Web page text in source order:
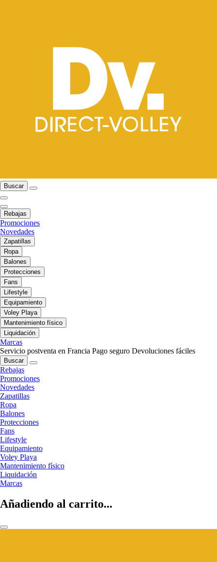
Buscar
Rebajas
Promociones
Novedades
Zapatillas
Ropa
Balones
Protecciones
Fans
Lifestyle
Equipamiento
Voley Playa
Mantenimiento físico
Liquidación
Marcas
Servicio postventa en Francia Pago seguro Devoluciones fáciles
Buscar
Rebajas
Promociones
Novedades
Zapatillas
Ropa
Balones
Protecciones
Fans
Lifestyle
Equipamiento
Voley Playa
Mantenimiento físico
Liquidación
Marcas
Añadiendo al carrito...